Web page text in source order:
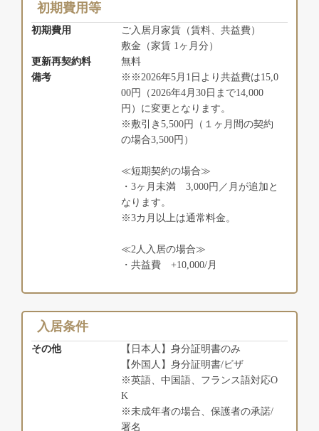
初期費用等
初期費用
ご入居月家賃（賃料、共益費）
敷金（家賃 1ヶ月分）
更新再契約料
無料
備考
※※2026年5月1日より共益費は15,0
00円（2026年4月30日まで14,000
円）に変更となります。
※敷引き5,500円（１ヶ月間の契約
の場合3,500円）
≪短期契約の場合≫
・3ヶ月未満 3,000円／月が追加と
なります。
※3カ月以上は通常料金。
≪2人入居の場合≫
・共益費 +10,000/月
入居条件
その他
【日本人】身分証明書のみ
【外国人】身分証明書/ビザ
※英語、中国語、フランス語対応O
K
※未成年者の場合、保護者の承諾/
署名